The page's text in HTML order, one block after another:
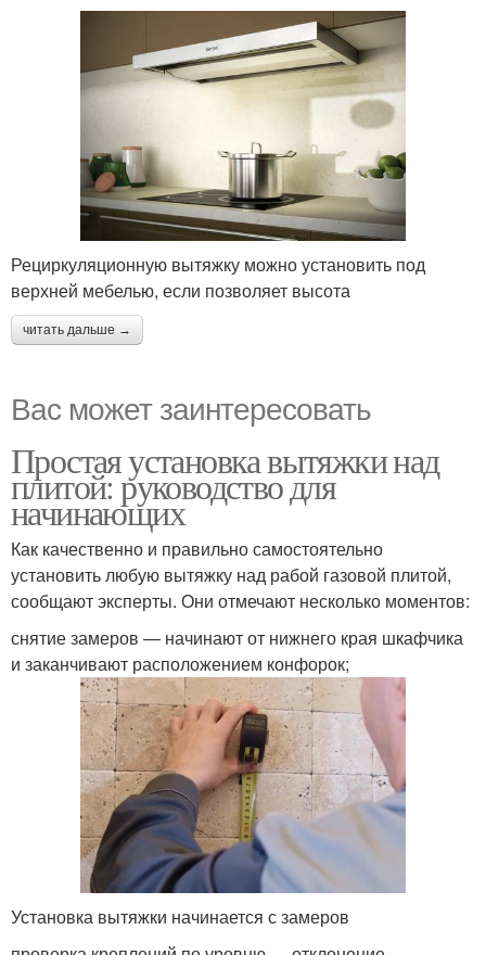
Рециркуляционную вытяжку можно установить под
верхней мебелью, если позволяет высота
читать дальше →
Вас может заинтересовать
Простая установка вытяжки над
плитой: руководство для
начинающих
Как качественно и правильно самостоятельно
установить любую вытяжку над рабой газовой плитой,
сообщают эксперты. Они отмечают несколько моментов:
снятие замеров — начинают от нижнего края шкафчика
и заканчивают расположением конфорок;
Установка вытяжки начинается с замеров